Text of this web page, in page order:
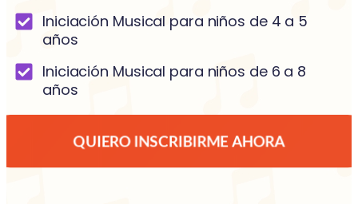
Iniciación Musical para niños de 4 a 5
años
Iniciación Musical para niños de 6 a 8
años
QUIERO INSCRIBIRME AHORA